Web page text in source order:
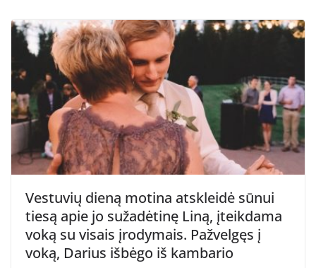
Vestuvių dieną motina atskleidė sūnui
tiesą apie jo sužadėtinę Liną, įteikdama
voką su visais įrodymais. Pažvelgęs į
voką, Darius išbėgo iš kambario